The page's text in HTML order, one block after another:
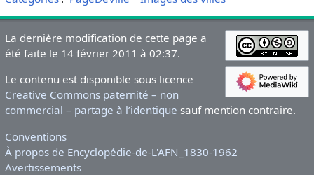
La dernière modification de cette page a
été faite le 14 février 2011 à 02:37.
Le contenu est disponible sous licence
Creative Commons paternité – non
commercial – partage à l’identique sauf mention contraire.
Conventions
À propos de Encyclopédie-de-L'AFN_1830-1962
Avertissements